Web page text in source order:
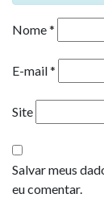
Nome*
E-mail*
Site
Salvar meus
eu comentar.